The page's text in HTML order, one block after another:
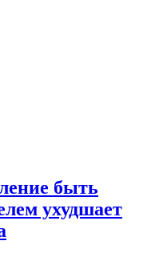
быть
ухудшает